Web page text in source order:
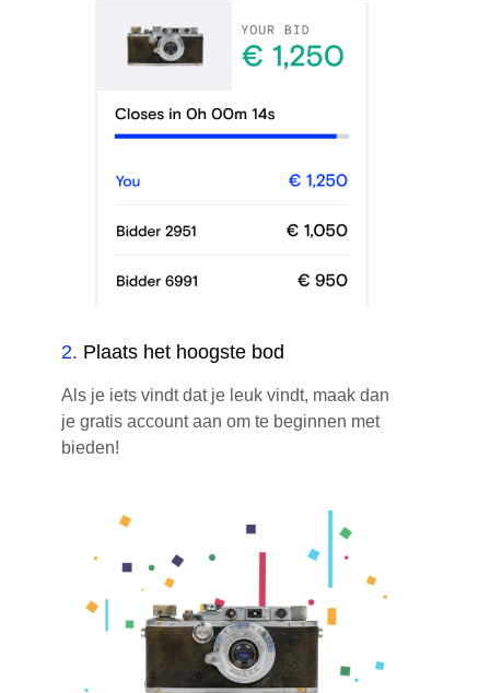
2. Plaats het hoogste bod
Als je iets vindt dat je leuk vindt, maak dan
je gratis account aan om te beginnen met
bieden!